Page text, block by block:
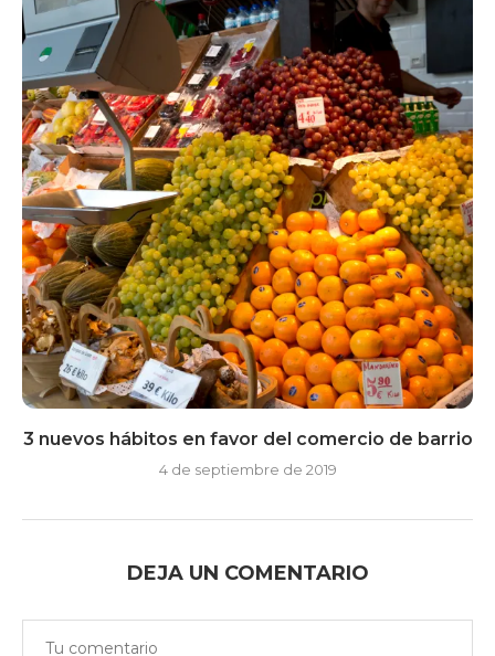
3 nuevos hábitos en favor del comercio de barrio
4 de septiembre de 2019
DEJA UN COMENTARIO